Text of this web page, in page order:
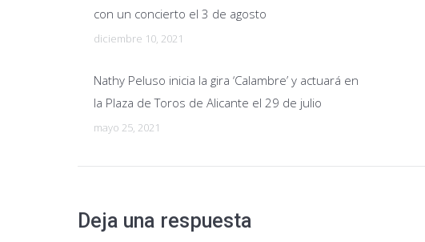
con un concierto el 3 de agosto
diciembre 10, 2021
Nathy Peluso inicia la gira ‘Calambre’ y actuará en
la Plaza de Toros de Alicante el 29 de julio
mayo 25, 2021
Deja una respuesta